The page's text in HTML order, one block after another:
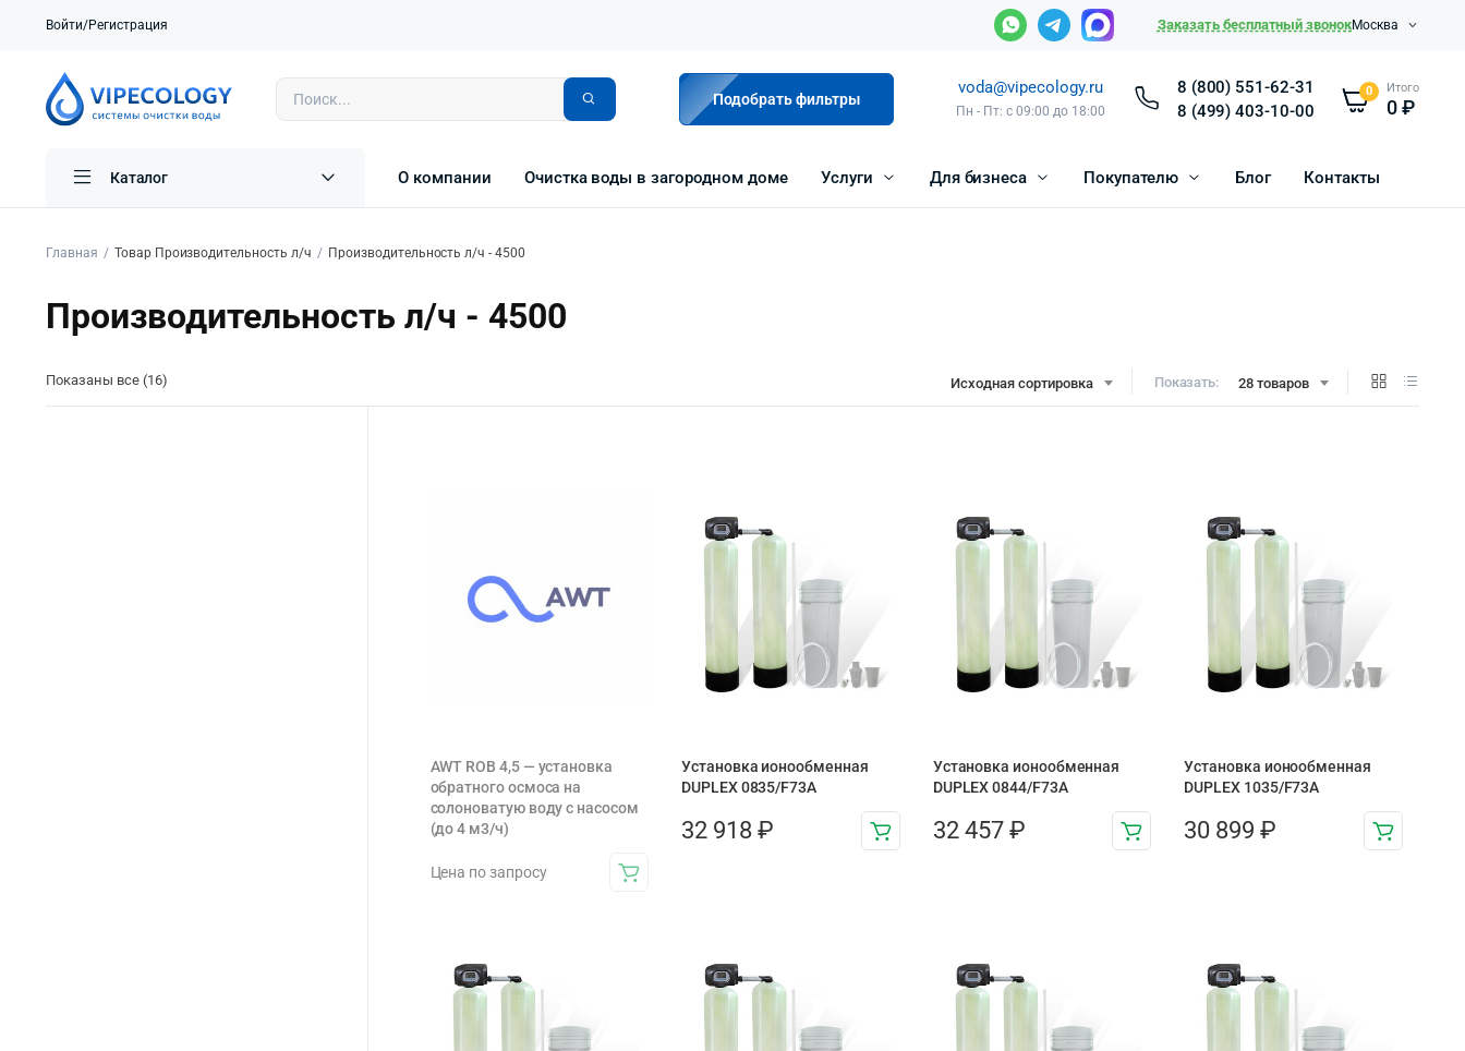
Войти/Регистрация Заказать бесплатный звонокМосква
Подобрать фильтры
voda@vipecology.ru
Пн - Пт: с 09:00 до 18:00
8 (800) 551-62-31
8 (499) 403-10-00
0 Итого
0₽
Каталог О компании Очистка воды в загородном доме Услуги Для бизнеса Покупателю Блог Контакты
Главная Товар Производительность л/ч Производительность л/ч - 4500
Производительность л/ч - 4500
Исходная сортировка Показать: 28 товаров
Показаны все (16)
AWT ROB 4,5 — установка
обратного осмоса на
солоноватую воду с насосом
(до 4 м3/ч)
Цена по запросу
Установка ионообменная
DUPLEX 0835/F73A
32 918 ₽
Установка ионообменная
DUPLEX 0844/F73A
32 457 ₽
Установка ионообменная
DUPLEX 1035/F73A
30 899₽